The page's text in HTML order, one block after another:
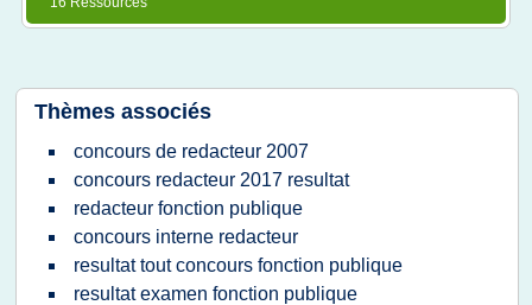
Thèmes associés
concours de redacteur 2007
concours redacteur 2017 resultat
redacteur fonction publique
concours interne redacteur
resultat tout concours fonction publique
resultat examen fonction publique